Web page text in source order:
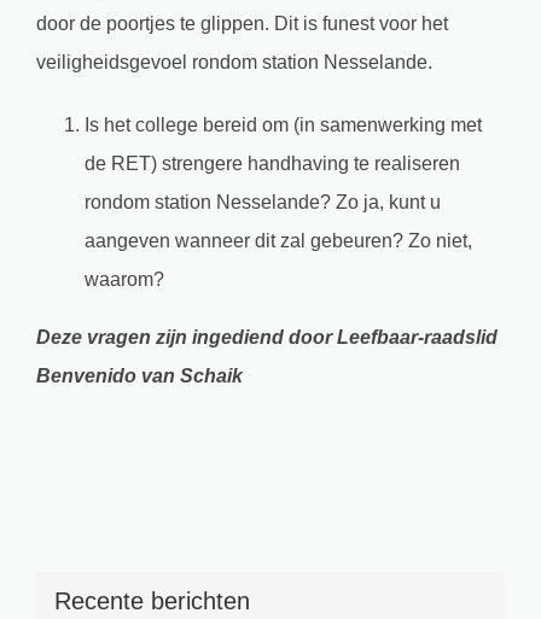
door de poortjes te glippen. Dit is funest voor het
veiligheidsgevoel rondom station Nesselande.
Is het college bereid om (in samenwerking met
de RET) strengere handhaving te realiseren
rondom station Nesselande? Zo ja, kunt u
aangeven wanneer dit zal gebeuren? Zo niet,
waarom?
Deze vragen zijn ingediend door Leefbaar-raadslid
Benvenido van Schaik
Recente berichten